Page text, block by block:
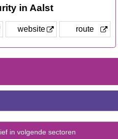
in Aalst
website route
in volgende sectoren